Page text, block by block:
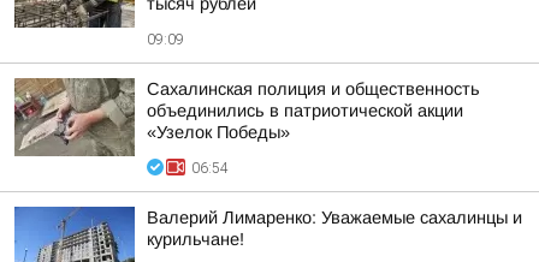
09:09
Сахалинская полиция и общественность
объединились в патриотической акции
«Узелок Победы»
06:54
Валерий Лимаренко: Уважаемые сахалинцы и
курильчане!